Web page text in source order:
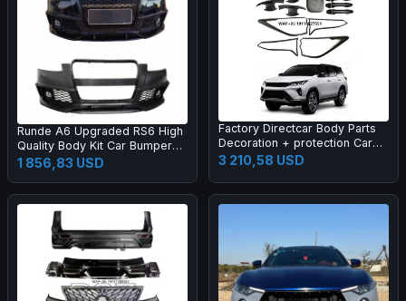
Runde A6 Upgraded RS6 High
Quality Body Kit Car Bumper
Grille Rear Lips Tail Throat Tail
Wing Manufacturer Direct
1 856,83 USD
Factory Directcar Body Parts
Decoration + protection Car
Body Parts Car Accessories
3 210,58 USD